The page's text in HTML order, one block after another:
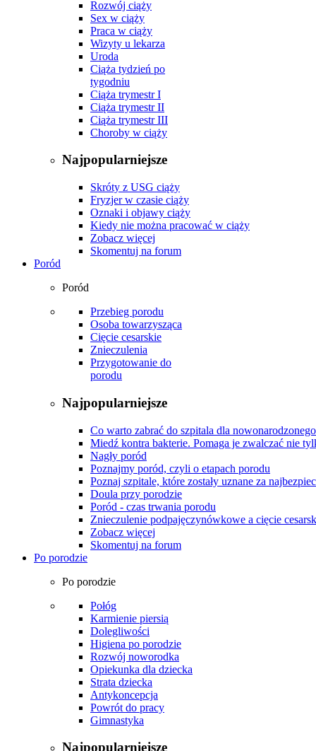
Rozwój ciąży
Sex w ciąży
Praca w ciąży
Wizyty u lekarza
Uroda
Ciąża tydzień po
tygodniu
Ciąża trymestr I
Ciąża trymestr II
Ciąża trymestr III
Choroby w ciąży
Najpopularniejsze
Skróty z USG ciąży
Fryzjer w czasie ciąży
Oznaki i objawy ciąży
Kiedy nie można pracować w ciąży
Zobacz więcej
Skomentuj na forum
Poród
Poród
Przebieg porodu
Osoba towarzysząca
Cięcie cesarskie
Znieczulenia
Przygotowanie do
porodu
Najpopularniejsze
Co warto zabrać do szpitala dla
Miedź kontra bakterie. Pomaga je zwalczać nie
Nagły poród
Poznajmy poród, czyli o etapach porodu
Poznaj szpitale, które zostały uznane za
Doula przy porodzie
Poród - czas trwania porodu
Znieczulenie podpajęczynówkowe a cięcie
Zobacz więcej
Skomentuj na forum
Po porodzie
Po porodzie
Połóg
Karmienie piersią
Dolegliwości
Higiena po porodzie
Rozwój noworodka
Opiekunka dla dziecka
Strata dziecka
Antykoncepcja
Powrót do pracy
Gimnastyka
Najpopularniejsze